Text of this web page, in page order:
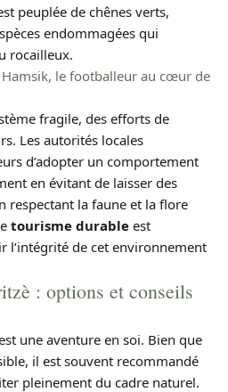
peuplée de chênes verts,
endommagées qui
rocailleux.
le footballeur au cœur de
fragile, des efforts de
Les autorités locales
d’adopter un comportement
en évitant de laisser des
respectant la faune et la flore
tourisme durable est
l’intégrité de cet environnement
: options et conseils
une aventure en soi. Bien que
il est souvent recommandé
pleinement du cadre naturel.